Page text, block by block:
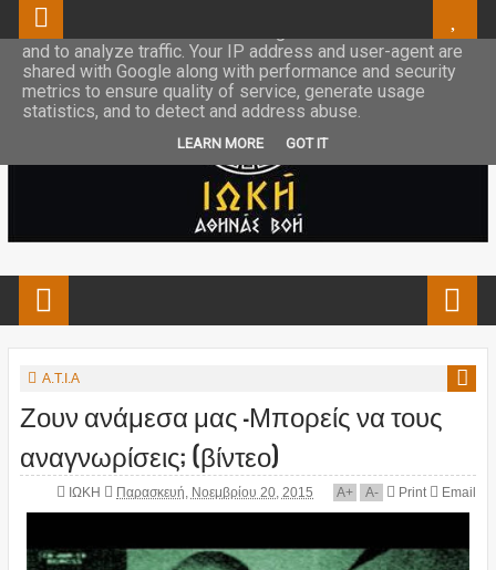
Α.Τ.Ι.Α
Ζουν ανάμεσα μας -Μπορείς να τους
αναγνωρίσεις; (βίντεο)
ΙΩΚΗ Παρασκευή, Νοεμβρίου 20, 2015 A+ A- Print Email
This site uses cookies from Google to deliver its services
and to analyze traffic. Your IP address and user-agent are
shared with Google along with performance and security
metrics to ensure quality of service, generate usage
statistics, and to detect and address abuse.
LEARN MORE GOT IT